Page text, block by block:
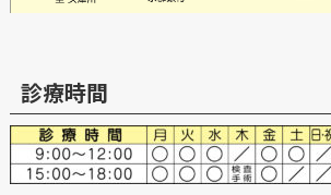
診療時間